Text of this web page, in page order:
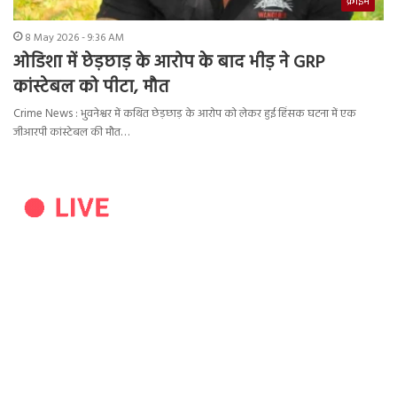
8 May 2026 - 9:36 AM
ओडिशा में छेड़छाड़ के आरोप के बाद भीड़ ने GRP
कांस्टेबल को पीटा, मौत
Crime News : भुवनेश्वर में कथित छेड़छाड़ के आरोप को लेकर हुई हिंसक घटना में एक
जीआरपी कांस्टेबल की मौत…